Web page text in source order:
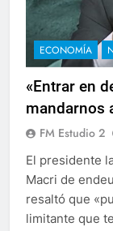
ECONOMÍA
«Entrar en
mandarnos
FM Estudio 2
El presidente
Macri de
resaltó que
limitante que